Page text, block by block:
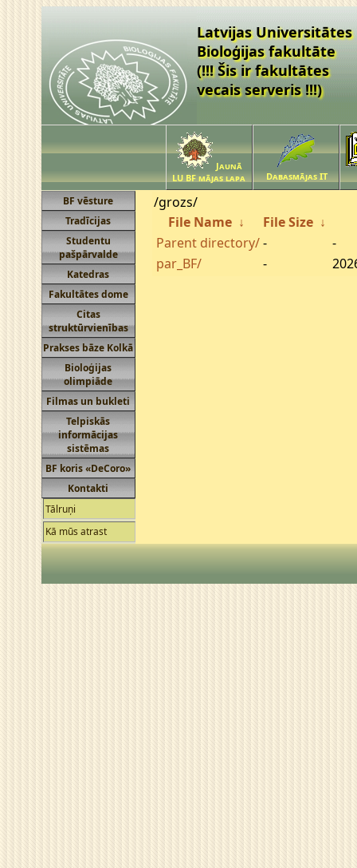
Latvijas Universitātes
Bioloģijas fakultāte
(!!! Šis ir fakultātes
vecais serveris !!!)
Jaunā
LU BF mājas lapa
Dabasmājas IT
/grozs/
File Name ↓ File Size ↓
Parent directory/ -
-
par_BF/
-
BF vēsture
Tradīcijas
Studentu
pašpārvalde
Katedras
Fakultātes dome
Citas
struktūrvienības
Prakses bāze Kolkā
Bioloģijas
olimpiāde
Filmas un bukleti
Telpiskās
informācijas
sistēmas
BF koris «DeCoro»
Kontakti
Tālruņi
Kā mūs atrast